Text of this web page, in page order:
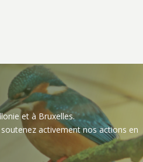
et à Bruxelles.
activement nos actions en